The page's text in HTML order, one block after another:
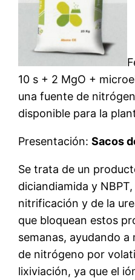
10 s + 2 MgO +
una fuente de
disponible para la
Presentación:Sacos
Se trata de un
diciandiamida y
nitrificación y de la
que bloquean estos
semanas, ayudando
de nitrógeno por
lixiviación, ya que el